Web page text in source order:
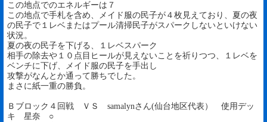
この地点でのエネルギーは７
この地点で手札を含め、メイド服の民子が４枚見えており、夏の夜
の民子で１レベまたはプール清掃民子がスパークしないといけない
状況。
夏の夜の民子を下げる、１レベスパーク
相手の除去や１０点目ヒールが見えないことを祈りつつ、１レベを
ベンチに下げ、メイド服の民子を手出し
攻撃がなんとか通って勝ちでした。
まさに紙一重の勝負。
Ｂブロック４回戦 ＶＳ samalynさん(仙台地区代表） 使用デッ
キ 星奈 ○